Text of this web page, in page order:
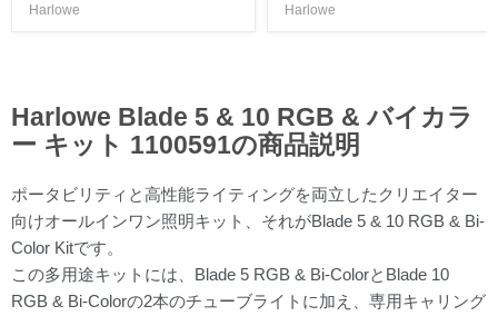
Harlowe Harlowe
Harlowe Blade 5 & 10 RGB & バイカラ
ー キット 1100591の商品説明
ポータビリティと高性能ライティングを両立したクリエイター
向けオールインワン照明キット、それがBlade 5 & 10 RGB & Bi-
Color Kitです。
この多用途キットには、Blade 5 RGB & Bi-ColorとBlade 10
RGB & Bi-Colorの2本のチューブライトに加え、専用キャリング